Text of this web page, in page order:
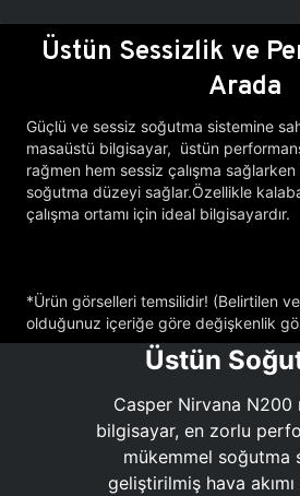
Üstün Sessizlik ve
Arada
Güçlü ve sessiz soğutma sistemine
masaüstü bilgisayar, üstün
rağmen hem sessiz çalışma
soğutma düzeyi sağlar.Özellikle
çalışma ortamı için ideal bilgisayardır.
*Ürün görselleri temsilidir! (Belirtilen
olduğunuz içeriğe göre değişkenlik
Üstün
Casper Nirvana N200
bilgisayar, en zorlu
mükemmel soğutma
geliştirilmiş hava